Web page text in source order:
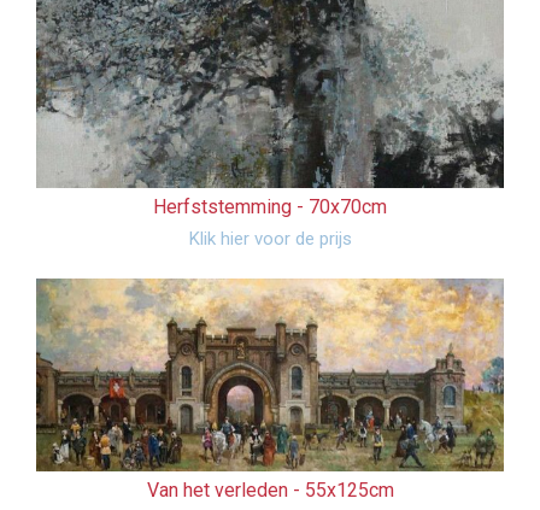
Herfststemming - 70x70cm
Klik hier voor de prijs
Van het verleden - 55x125cm